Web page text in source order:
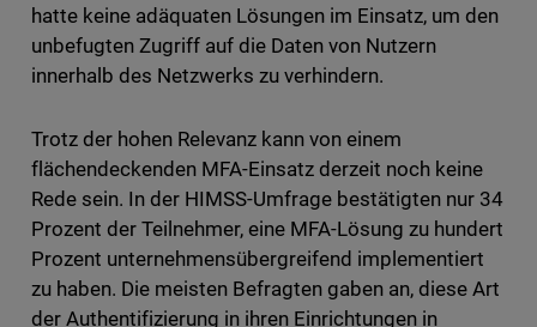
hatte keine adäquaten Lösungen im Einsatz, um den
unbefugten Zugriff auf die Daten von Nutzern
innerhalb des Netzwerks zu verhindern.
Trotz der hohen Relevanz kann von einem
flächendeckenden MFA-Einsatz derzeit noch keine
Rede sein. In der HIMSS-Umfrage bestätigten nur 34
Prozent der Teilnehmer, eine MFA-Lösung zu hundert
Prozent unternehmensübergreifend implementiert
zu haben. Die meisten Befragten gaben an, diese Art
der Authentifizierung in ihren Einrichtungen in